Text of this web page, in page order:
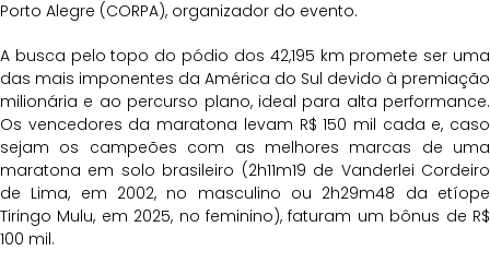
Porto Alegre (CORPA), organizador do evento.
A busca pelo topo do pódio dos 42,195 km promete ser uma
das mais imponentes da América do Sul devido à premiação
milionária e ao percurso plano, ideal para alta performance.
Os vencedores da maratona levam R$ 150 mil cada e, caso
sejam os campeões com as melhores marcas de uma
maratona em solo brasileiro (2h11m19 de Vanderlei Cordeiro
de Lima, em 2002, no masculino ou 2h29m48 da etíope
Tiringo Mulu, em 2025, no feminino), faturam um bônus de R$
100 mil.